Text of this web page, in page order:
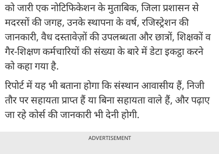
को जारी एक नोटिफिकेशन के मुताबिक, जिला प्रशासन से
मदरसों की जगह, उनके स्थापना के वर्ष, रजिस्ट्रेशन की
जानकारी, वैध दस्तावेज़ों की उपलब्धता और छात्रों, शिक्षकों व
गैर-शिक्षण कर्मचारियों की संख्या के बारे में डेटा इकट्ठा करने
को कहा गया है.
रिपोर्ट में यह भी बताना होगा कि संस्थान आवासीय हैं, निजी
तौर पर सहायता प्राप्त हैं या बिना सहायता वाले हैं, और पढ़ाए
जा रहे कोर्स की जानकारी भी देनी होगी.
ADVERTISEMENT